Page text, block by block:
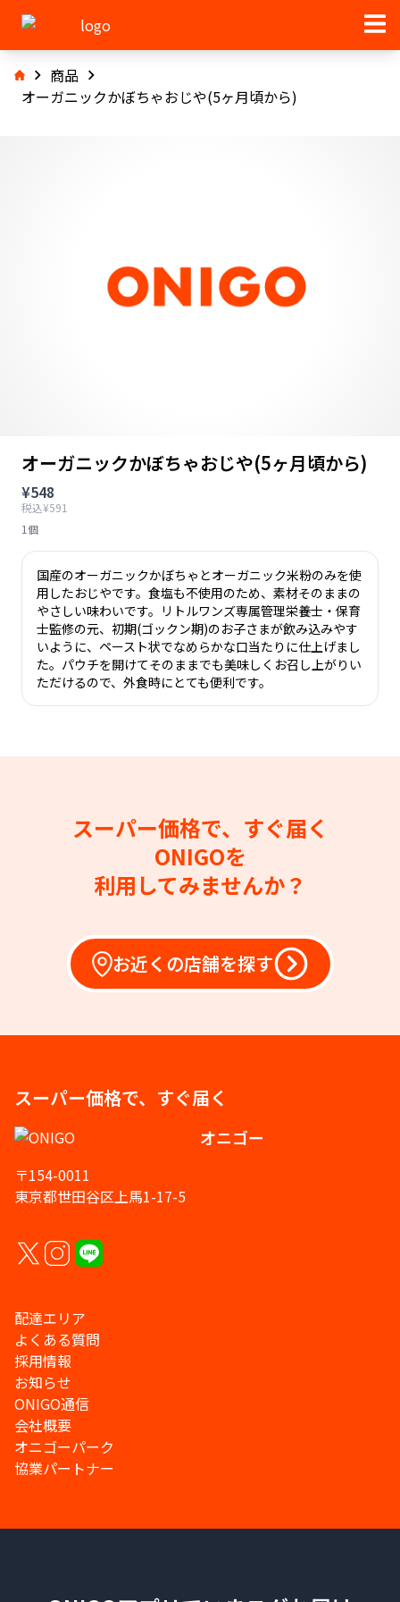
商品
オーガニックかぼちゃおじや(5ヶ月頃から)
オーガニックかぼちゃおじや(5ヶ月頃から)
¥548
税込¥591
1個
国産のオーガニックかぼちゃとオーガニック米粉のみを使
用したおじやです。食塩も不使用のため、素材そのままの
やさしい味わいです。リトルワンズ専属管理栄養士・保育
士監修の元、初期(ゴックン期)のお子さまが飲み込みやす
いように、ペースト状でなめらかな口当たりに仕上げまし
た。パウチを開けてそのままでも美味しくお召し上がりい
ただけるので、外食時にとても便利です。
スーパー価格で、すぐ届く
ONIGOを
利用してみませんか？
お近くの店舗を探す
スーパー価格で、すぐ届く
オニゴー
〒154-0011
東京都世田谷区上馬1-17-5
配達エリア
よくある質問
採用情報
お知らせ
ONIGO通信
会社概要
オニゴーパーク
協業パートナー